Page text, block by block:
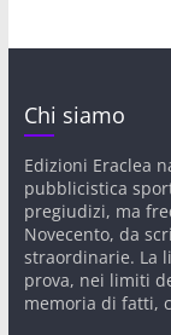
Chi siamo
Edizioni Eraclea
pubblicistica
pregiudizi, ma
Novecento, da
straordinarie. La
prova, nei limiti
memoria di fatti,